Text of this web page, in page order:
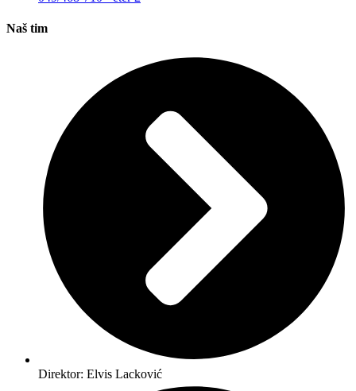
Naš tim
Direktor: Elvis Lacković